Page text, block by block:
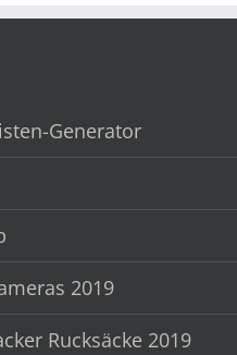
Generator
2019
Rucksäcke 2019